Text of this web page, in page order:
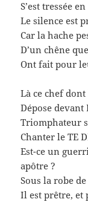
S’est tressée
Le silence est
Car la hache
D’un chêne
Ont fait pour
Là ce chef
Dépose
Triomphateur
Chanter le TE
Est-ce un
apôtre ?
Sous la robe
Il est prêtre,